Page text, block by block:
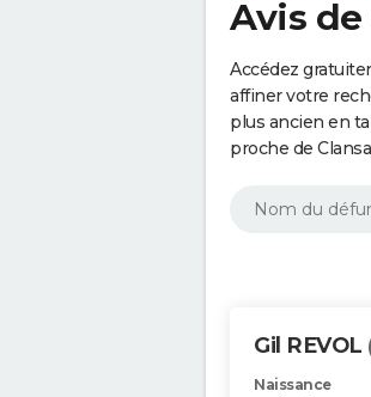
Avis de
Accédez
affiner votre
plus ancien en
proche de
Gil REVOL
Naissance